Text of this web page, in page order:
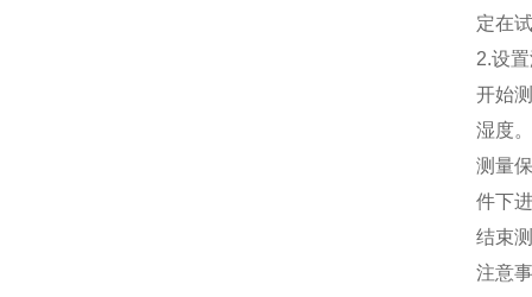
定在
2.设
开始
湿度。
测量
件下
结束
注意